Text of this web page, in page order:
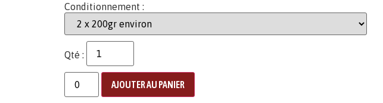
Conditionnement :
Qté :
AJOUTER AU PANIER